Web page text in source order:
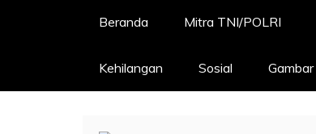
Beranda Mitra TNI/POLRI
Kehilangan Sosial Gambar